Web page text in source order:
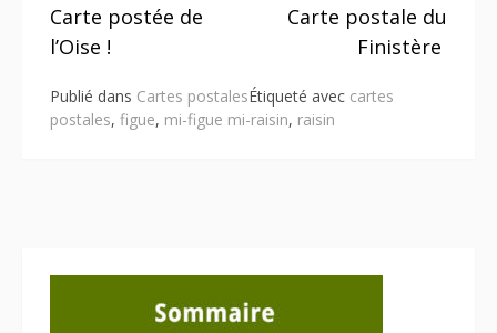
la
suite
Carte postée de
l’Oise !
Carte postale du
Finistère
Publié dans Cartes postalesÉtiqueté avec cartes
postales, figue, mi-figue mi-raisin, raisin